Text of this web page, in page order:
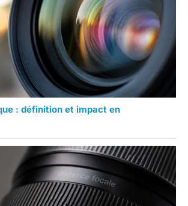
: définition et impact en